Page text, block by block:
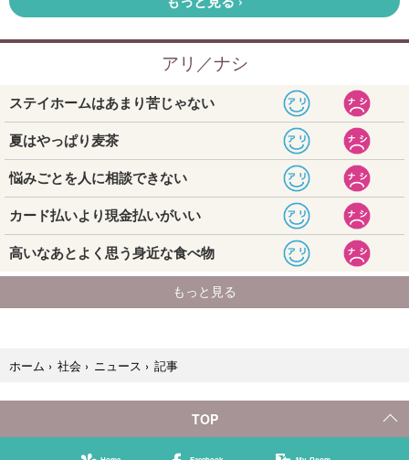
ホーム › 社会 › ニュース › 記事
TOP